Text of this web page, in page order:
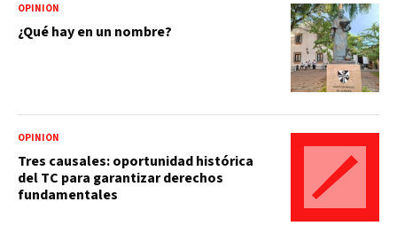
OPINIÓN
¿Qué hay en un nombre?
OPINIÓN
Tres causales: oportunidad histórica
del TC para garantizar derechos
fundamentales